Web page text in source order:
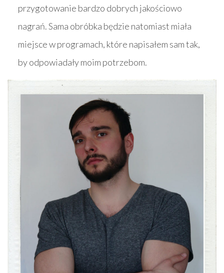
przygotowanie bardzo dobrych jakościowo
nagrań. Sama obróbka będzie natomiast miała
miejsce w programach, które napisałem sam tak,
by odpowiadały moim potrzebom.